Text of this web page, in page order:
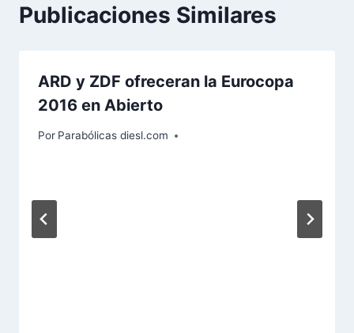
Publicaciones Similares
ARD y ZDF ofreceran la Eurocopa
2016 en Abierto
Por Parabólicas diesl.com